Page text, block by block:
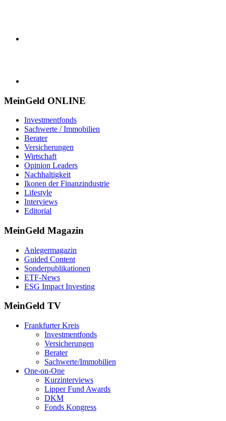
MeinGeld ONLINE
Investmentfonds
Sachwerte / Immobilien
Berater
Versicherungen
Wirtschaft
Opinion Leaders
Nachhaltigkeit
Ikonen der Finanzindustrie
Lifestyle
Interviews
Editorial
MeinGeld Magazin
Anlegermagazin
Guided Content
Sonderpublikationen
ETF-News
ESG Impact Investing
MeinGeld TV
Frankfurter Kreis
Investmentfonds
Versicherungen
Berater
Sachwerte/Immobilien
One-on-One
Kurzinterviews
Lipper Fund Awards
DKM
Fonds Kongress